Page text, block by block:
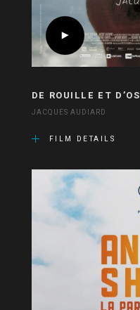
DE ROUILLE ET D’OS
JACQUES AUDIARD
FILM DETAILS